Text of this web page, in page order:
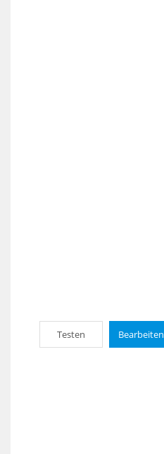
Testen Bearbeiten